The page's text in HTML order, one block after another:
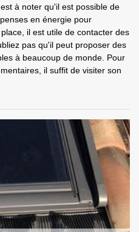
à noter qu'il est possible de
en énergie pour
il est utile de contacter des
pas qu'il peut proposer des
à beaucoup de monde. Pour
il suffit de visiter son